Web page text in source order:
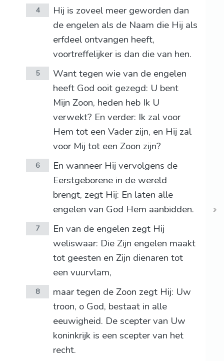
4
Hij is zoveel meer geworden dan
de engelen als de Naam die Hij als
erfdeel ontvangen heeft,
voortreffelijker is dan die van hen.
5
Want tegen wie van de engelen
heeft God ooit gezegd: U bent
Mijn Zoon, heden heb Ik U
verwekt? En verder: Ik zal voor
Hem tot een Vader zijn, en Hij zal
voor Mij tot een Zoon zijn?
6
En wanneer Hij vervolgens de
Eerstgeborene in de wereld
brengt, zegt Hij: En laten alle
engelen van God Hem aanbidden.
7
En van de engelen zegt Hij
weliswaar: Die Zijn engelen maakt
tot geesten en Zijn dienaren tot
een vuurvlam,
8
maar tegen de Zoon zegt Hij: Uw
troon, o God, bestaat in alle
eeuwigheid. De scepter van Uw
koninkrijk is een scepter van het
recht.